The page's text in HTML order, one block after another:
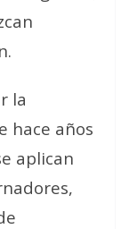
la
hace años
aplican